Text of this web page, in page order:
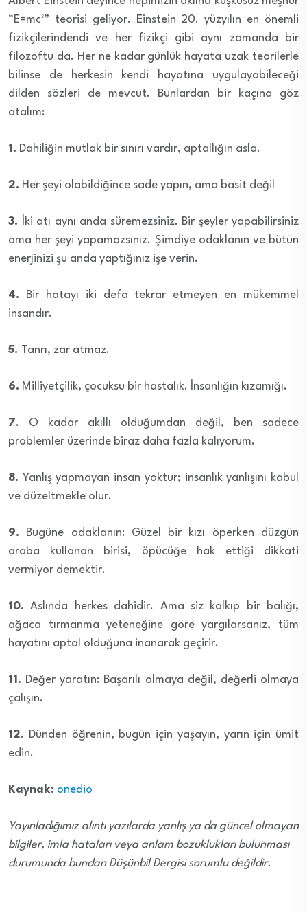
“E=mc²” teorisi geliyor. Einstein 20. yüzyılın en önemli
fizikçilerindendi ve her fizikçi gibi aynı zamanda bir
filozoftu da. Her ne kadar günlük hayata uzak teorilerle
bilinse de herkesin kendi hayatına uygulayabileceği
dilden sözleri de mevcut. Bunlardan bir kaçına göz
atalım:
1. Dahiliğin mutlak bir sınırı vardır, aptallığın asla.
2. Her şeyi olabildiğince sade yapın, ama basit değil
3. İki atı aynı anda süremezsiniz. Bir şeyler yapabilirsiniz
ama her şeyi yapamazsınız. Şimdiye odaklanın ve bütün
enerjinizi şu anda yaptığınız işe verin.
4. Bir hatayı iki defa tekrar etmeyen en mükemmel
insandır.
5. Tanrı, zar atmaz.
6. Milliyetçilik, çocuksu bir hastalık. İnsanlığın kızamığı.
7. O kadar akıllı olduğumdan değil, ben sadece
problemler üzerinde biraz daha fazla kalıyorum.
8. Yanlış yapmayan insan yoktur; insanlık yanlışını kabul
ve düzeltmekle olur.
9. Bugüne odaklanın: Güzel bir kızı öperken düzgün
araba kullanan birisi, öpücüğe hak ettiği dikkati
vermiyor demektir.
10. Aslında herkes dahidir. Ama siz kalkıp bir balığı,
ağaca tırmanma yeteneğine göre yargılarsanız, tüm
hayatını aptal olduğuna inanarak geçirir.
11. Değer yaratın: Başarılı olmaya değil, değerli olmaya
çalışın.
12. Dünden öğrenin, bugün için yaşayın, yarın için ümit
edin.
Kaynak: onedio
Yayınladığımız alıntı yazılarda yanlış ya da güncel olmayan
bilgiler, imla hataları veya anlam bozuklukları bulunması
durumunda bundan Düşünbil Dergisi sorumlu değildir.